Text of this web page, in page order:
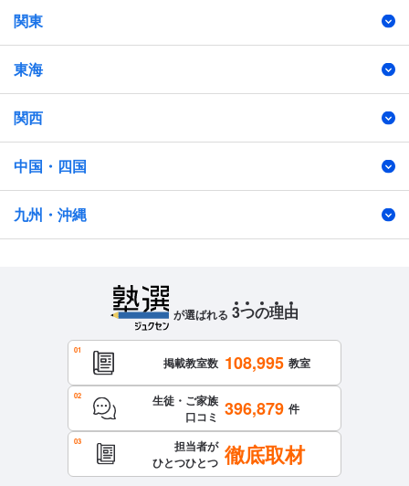
関東
東海
関西
中国・四国
九州・沖縄
が選ばれる 3つの理由
掲載教室数 108,995 教室
生徒・ご家族
口コミ 396,879 件
担当者が
ひとつひとつ 徹底取材